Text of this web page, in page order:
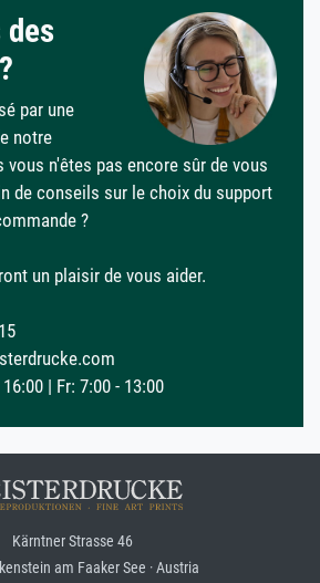
des
par une
notre
vous n'êtes pas encore sûr de vous
de conseils sur le choix du support
?
un plaisir de vous aider.
| Fr: 7:00 - 13:00
Kärntner Strasse 46
am Faaker See · Austria